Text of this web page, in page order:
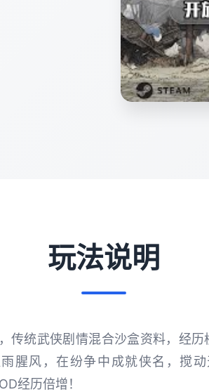
玩法说明
传统武侠剧情混合沙盒资料，经
腥风，在纷争中成就侠名，搅
经历倍增！